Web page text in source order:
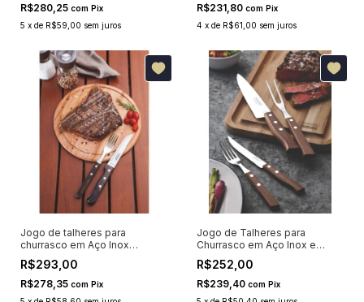
R$280,25 com Pix
5 x de R$59,00 sem juros
R$231,80 com Pix
4 x de R$61,00 sem juros
Jogo de talheres para
churrasco em Aço Inox
Tramontina Polywood
Castanho 12 Peças
R$293,00
R$278,35 com Pix
Jogo de Talheres para
Churrasco em Aço Inox e
Madeira Natural Tramontina 14
Peças 22299011
R$252,00
R$239,40 com Pix